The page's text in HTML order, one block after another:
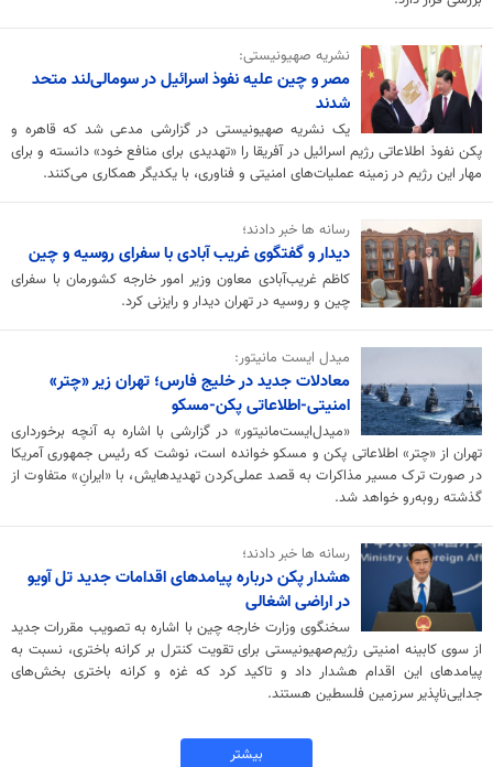
نشریه صهیونیستی:
مصر و چین علیه نفوذ اسرائیل در سومالی‌لند متحد
شدند
یک نشریه صهیونیستی در گزارشی مدعی شد که قاهره و
پکن نفوذ اطلاعاتی رژیم اسرائیل در آفریقا را «تهدیدی برای منافع خود» دانسته و برای
مهار این رژیم در زمینه عملیات‌های امنیتی و فناوری، با یکدیگر همکاری می‌کنند.
رسانه ها خبر دادند؛
دیدار و گفتگوی غریب آبادی با سفرای روسیه و چین
کاظم غریب‌آبادی معاون وزیر امور خارجه کشورمان با سفرای
چین و روسیه در تهران دیدار و رایزنی کرد.
میدل ایست مانیتور:
معادلات جدید در خلیج فارس؛ تهران زیر «چتر»
امنیتی-اطلاعاتی پکن-مسکو
«میدل‌ایست‌مانیتور» در گزارشی با اشاره به آنچه برخورداری
تهران از «چتر» اطلاعاتی پکن و مسکو خوانده است، نوشت که رئیس جمهوری آمریکا
در صورت ترک مسیر مذاکرات به قصد عملی‌کردن تهدیدهایش، با «ایرانِ» متفاوت از
گذشته روبه‌رو خواهد شد.
رسانه ها خبر دادند؛
هشدار پکن درباره پیامدهای اقدامات جدید تل آویو
در اراضی اشغالی
سخنگوی وزارت خارجه چین با اشاره به تصویب مقررات جدید
از سوی کابینه امنیتی رژیم‌صهیونیستی برای تقویت کنترل بر کرانه باختری، نسبت به
پیامدهای این اقدام هشدار داد و تاکید کرد که غزه و کرانه باختری بخش‌های
جدایی‌ناپذیر سرزمین فلسطین هستند.
بیشتر